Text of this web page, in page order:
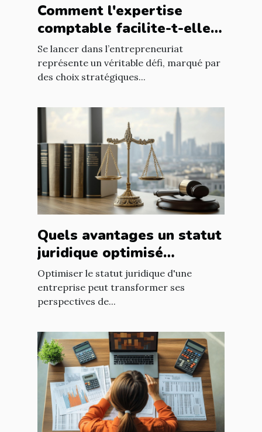
Comment l'expertise
comptable facilite-t-elle
le succès des nouveaux
entrepreneurs ?
Se lancer dans l’entrepreneuriat
représente un véritable défi, marqué par
des choix stratégiques...
Quels avantages un statut
juridique optimisé
apporte-t-il à votre
entreprise ?
Optimiser le statut juridique d'une
entreprise peut transformer ses
perspectives de...